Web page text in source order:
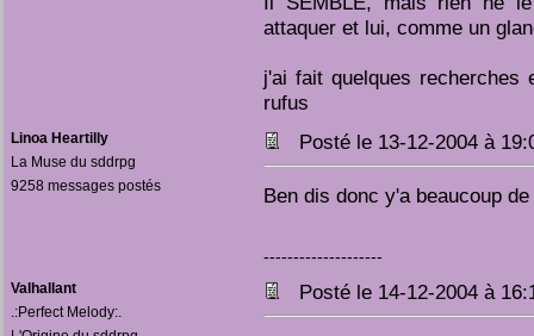
attaquer et lui, comme un
j'ai fait quelques
rufus
Linoa Heartilly
La Muse du sddrpg
9258 messages postés
Posté le 13-12-2004 à
Ben dis donc y'a beaucoup
--------------------
Valhallant
.:Perfect Melody:.
Posté le 14-12-2004 à